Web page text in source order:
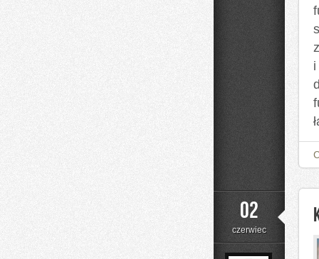
i
02
czerwiec